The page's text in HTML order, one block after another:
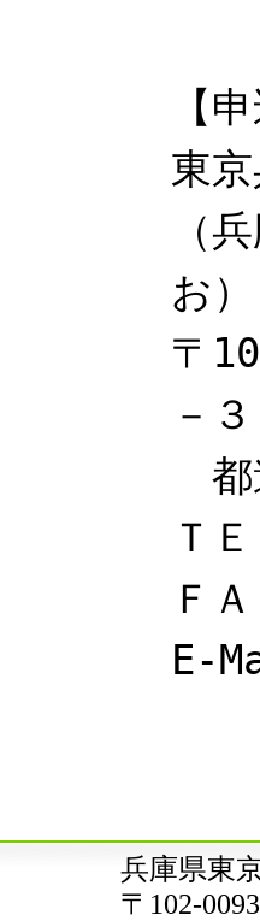
【
東
（
お）
〒
－３
都
Ｔ
Ｆ
E-
兵庫県東
〒102-